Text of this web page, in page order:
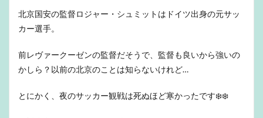
北京国安の監督ロジャー・シュミットはドイツ出身の元サッ
カー選手。
前レヴァークーゼンの監督だそうで、監督も良いから強いの
かしら？以前の北京のことは知らないけれど…
とにかく、夜のサッカー観戦は死ぬほど寒かったです❄️❄️